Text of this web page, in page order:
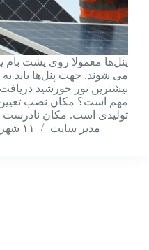
پنل‌ها معمولا روی پشت‌
می شوند. جهت پنل‌ها باید
بیشترین نور خورشید
مهم است؟ مکان نصب تعیین
تولیدی است. مکان
مدیر سایت
۱۱ شهریور، ۱۴۰۴